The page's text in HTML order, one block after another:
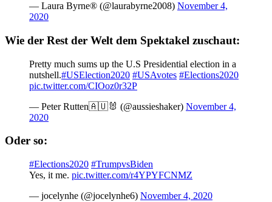
— Laura Byrne® (@laurabyrne2008) November 4,
2020
Wie der Rest der Welt dem Spektakel zuschaut:
Pretty much sums up the U.S Presidential election in a
nutshell.#USElection2020 #USAvotes #Elections2020
pic.twitter.com/CIOoz0r32P
— Peter Rutten🇦🇺🐰 (@aussieshaker) November 4,
2020
Oder so:
#Elections2020 #TrumpvsBiden
Yes, it me. pic.twitter.com/r4YPYFCNMZ
— jocelynhe (@jocelynhe6) November 4, 2020